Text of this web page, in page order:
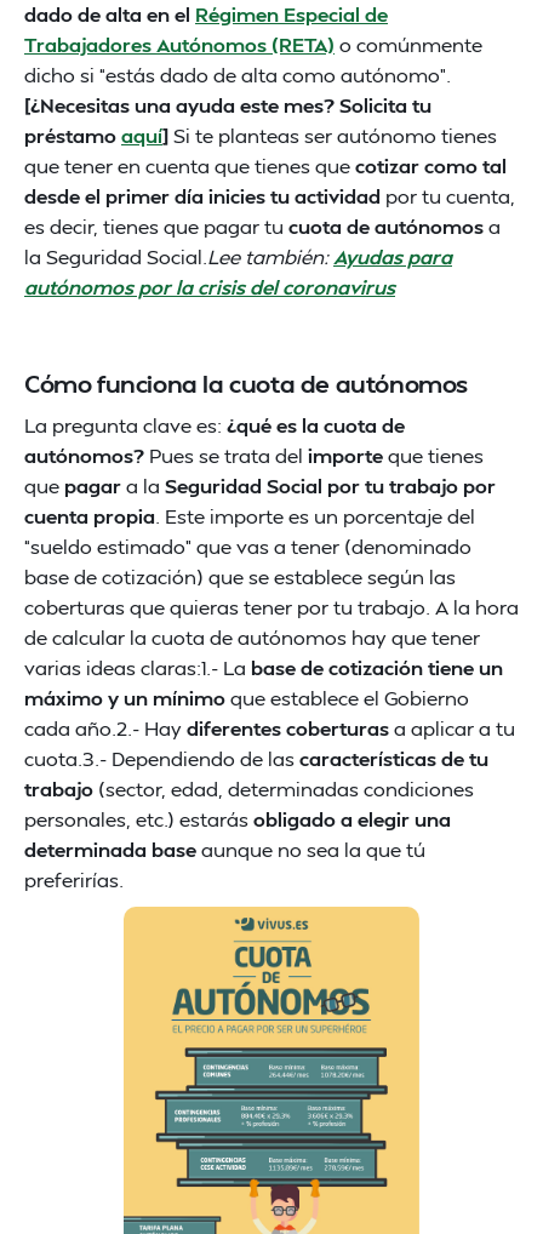
dado de alta en el Régimen Especial de
Trabajadores Autónomos (RETA) o comúnmente
dicho si “estás dado de alta como autónomo”.
[¿Necesitas una ayuda este mes? Solicita tu
préstamoaquí]Si te planteas ser autónomo tienes
que tener en cuenta que tienes quecotizar como tal
desde el primer día inicies tu actividad por tu cuenta,
es decir, tienes que pagar tu cuota de autónomosa
la Seguridad Social.Lee también:Ayudas para
autónomos por la crisis del coronavirus
Cómo funciona la cuota de autónomos
La pregunta clave es: ¿qué es la cuota de
autónomos? Pues se trata del importeque tienes
que pagara la Seguridad Social por tu trabajo por
cuenta propia. Este importe es un porcentaje del
“sueldo estimado” que vas a tener (denominado
base de cotización) que se establece según las
coberturas que quieras tener por tu trabajo. A la hora
de calcular la cuota de autónomos hay que tener
varias ideas claras:1.- La base de cotización tiene un
máximo y un mínimoque establece el Gobierno
cada año.2.- Haydiferentes coberturasa aplicar a tu
cuota.3.- Dependiendo de lascaracterísticas de tu
trabajo (sector, edad, determinadas condiciones
personales, etc.) estarásobligado a elegir una
determinada baseaunque no sea la que tú
preferirías.